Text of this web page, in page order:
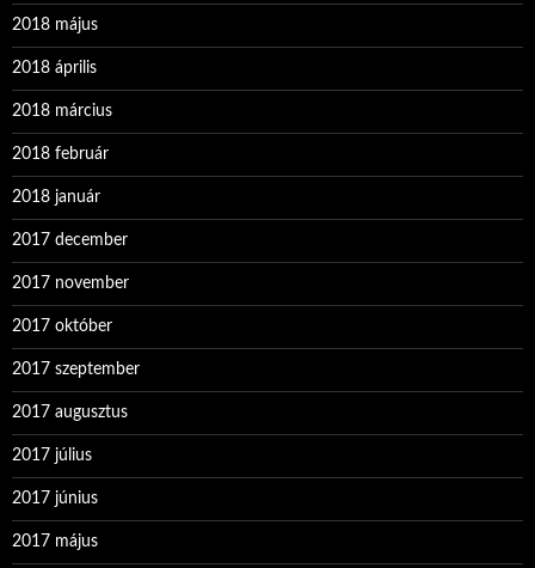
2018 május
2018 április
2018 március
2018 február
2018 január
2017 december
2017 november
2017 október
2017 szeptember
2017 augusztus
2017 július
2017 június
2017 május